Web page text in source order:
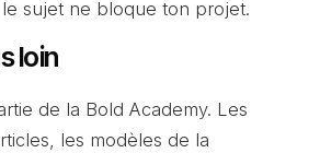
sujet ne bloque ton projet.
loin
de la Bold Academy. Les
les modèles de la